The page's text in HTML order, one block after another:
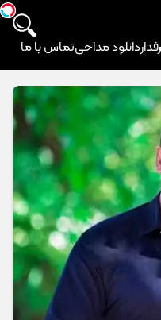
دانلود مداحیتماس با ما